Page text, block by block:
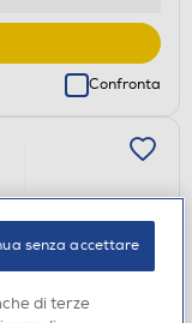
Confronta
di terze
senza accettare